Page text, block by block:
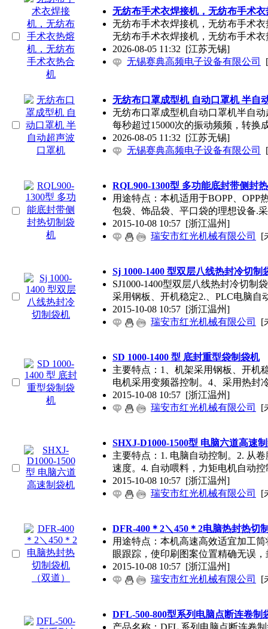
无纺布手术衣焊接机，无纺布手术
无纺布手术衣焊接机，无纺布手术
无纺布手术衣焊接机，无纺布手术衣
2026-08-05 11:32 [江苏无锡]
无锡赛典高频电子设备有限公司
无纺布口罩成型机 自动口罩机 半自
无纺布口罩成型机自动口罩机半自
每秒超过15000次的振动频频，转换
2026-08-05 11:32 [江苏无锡]
无锡赛典高频电子设备有限公司
RQL900-1300型 多功能底封带侧封
用途特点：本机适用于BOPP、
包袋、饰品袋、平口袋的理想设备.
2015-10-08 10:57 [浙江温州]
瑞安市红光机械有限公司
[
Sj 1000-1400 型双层八线热封冷切制
SJ1000-1400型双层八线热封冷切制
采用钢板、开机稳定2.、PLC电脑自
2015-10-08 10:57 [浙江温州]
瑞安市红光机械有限公司
[
SD 1000-1400 型 底封重型袋制袋机
主要特点：1、机架采用钢板、开机
电机采用变频器控制。4、采用热封
2015-10-08 10:57 [浙江温州]
瑞安市红光机械有限公司
[
SHXJ-D1000-1500型 电脑六道高速
主要特点：1. 电脑自动控制。2. 从
速度。4. 自动喂料，力矩电机自动控
2015-10-08 10:57 [浙江温州]
瑞安市红光机械有限公司
[
DFR-400＊2＼450＊2电脑热封热切
用途特点：本机高速高效适宜加工
眼跟踪，使印刷图案位置精确无误，
2015-10-08 10:57 [浙江温州]
瑞安市红光机械有限公司
[
DFL-500-800型系列电脑点断连卷制
产品名称：DFL 系列电脑点断连卷